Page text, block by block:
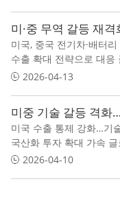
미국, 중국 전기차·배터
수출 확대 전략으로 대응
편 압력 심화
2026-04-13
미국 수출 통제 강화…기
국산화 투자 확대 가속
압력 확대
2026-04-10